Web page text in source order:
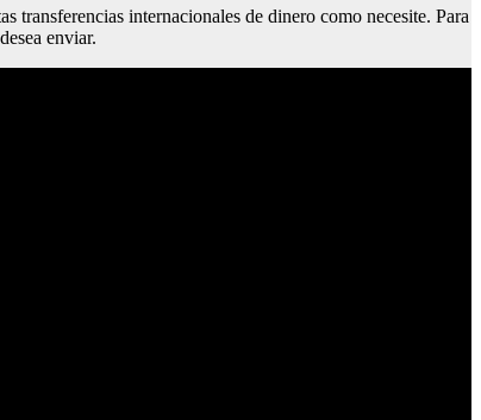
transferencias internacionales de dinero como necesite. Para
enviar.